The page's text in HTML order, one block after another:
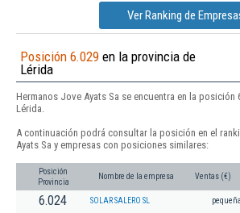
Ver Ranking de
Posición 6.029 en la provincia de
Lérida
Hermanos Jove Ayats Sa se encuentra en la posición
Lérida.
A continuación podrá consultar la posición en el
Ayats Sa y empresas con posiciones similares:
Posición
Provincia
Nombre de la empresa Ventas (€)
6.024 SOLAR SALERO SL pequeña